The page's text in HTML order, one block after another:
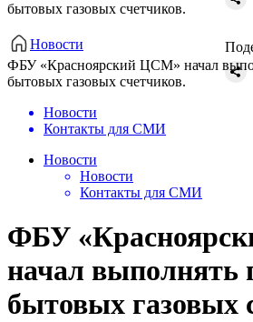
бытовых газовых счетчиков.
Новости
ФБУ «Красноярский ЦСМ» начал
бытовых газовых счетчиков.
Новости
Контакты для СМИ
Новости
Новости
Контакты для СМИ
ФБУ
начал выполнять
бытовых газовых